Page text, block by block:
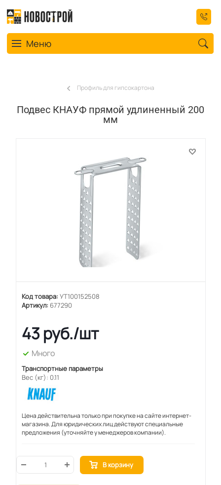
Toggle navigation
Меню
Профиль для гипсокартона
Подвес КНАУФ прямой удлиненный 200
мм
Код товара: УТ100152508
Артикул: 677290
43 руб./шт
Много
Транспортные параметры
Вес (кг): 0.11
Цена действительна только при покупке на сайте интернет-
магазина. Для юридических лиц действуют специальные
предложения (уточняйте у менеджеров компании).
В корзину